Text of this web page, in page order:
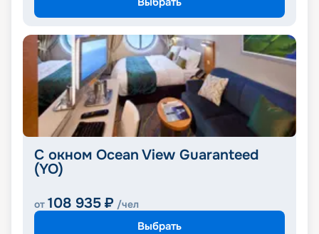
С окном Ocean View Guaranteed
(YO)
от 108 935 ₽ /чел
Выбрать